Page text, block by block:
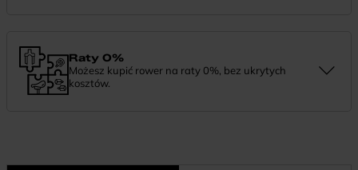
Raty 0%
Możesz kupić rower na raty 0%, bez ukrytych
kosztów.